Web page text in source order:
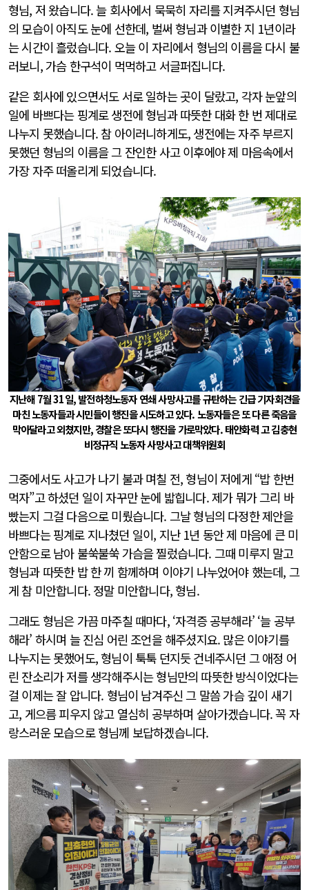
형님, 저 왔습니다. 늘 회사에서 묵묵히 자리를 지켜주시던 형님
의 모습이 아직도 눈에 선한데, 벌써 형님과 이별한 지 1년이라
는 시간이 흘렀습니다. 오늘 이 자리에서 형님의 이름을 다시 불
러보니, 가슴 한구석이 먹먹하고 서글퍼집니다.
같은 회사에 있으면서도 서로 일하는 곳이 달랐고, 각자 눈앞의
일에 바쁘다는 핑계로 생전에 형님과 따뜻한 대화 한 번 제대로
나누지 못했습니다. 참 아이러니하게도, 생전에는 자주 부르지
못했던 형님의 이름을 그 잔인한 사고 이후에야 제 마음속에서
가장 자주 떠올리게 되었습니다.
지난해 7월 31일, 발전하청노동자 연쇄 사망사고를 규탄하는 긴급 기자회견을
마친 노동자들과 시민들이 행진을 시도하고 있다. 노동자들은 또 다른 죽음을
막아달라고 외쳤지만, 경찰은 또다시 행진을 가로막았다. 태안화력 고 김충현
비정규직 노동자 사망사고 대책위원회
그중에서도 사고가 나기 불과 며칠 전, 형님이 저에게 “밥 한번
먹자”고 하셨던 일이 자꾸만 눈에 밟힙니다. 제가 뭐가 그리 바
빴는지 그걸 다음으로 미뤘습니다. 그날 형님의 다정한 제안을
바쁘다는 핑계로 지나쳤던 일이, 지난 1년 동안 제 마음에 큰 미
안함으로 남아 불쑥불쑥 가슴을 찔렀습니다. 그때 미루지 말고
형님과 따뜻한 밥 한 끼 함께하며 이야기 나누었어야 했는데, 그
게 참 미안합니다. 정말 미안합니다, 형님.
그래도 형님은 가끔 마주칠 때마다, ‘자격증 공부해라’ ‘늘 공부
해라’ 하시며 늘 진심 어린 조언을 해주셨지요. 많은 이야기를
나누지는 못했어도, 형님이 툭툭 던지듯 건네주시던 그 애정 어
린 잔소리가 저를 생각해주시는 형님만의 따뜻한 방식이었다는
걸 이제는 잘 압니다. 형님이 남겨주신 그 말씀 가슴 깊이 새기
고, 게으름 피우지 않고 열심히 공부하며 살아가겠습니다. 꼭 자
랑스러운 모습으로 형님께 보답하겠습니다.